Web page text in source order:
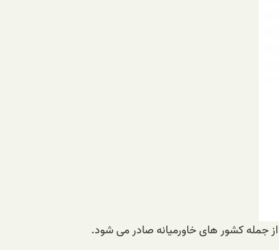
از جمله کشور های خاورمیانه صادر می شود.